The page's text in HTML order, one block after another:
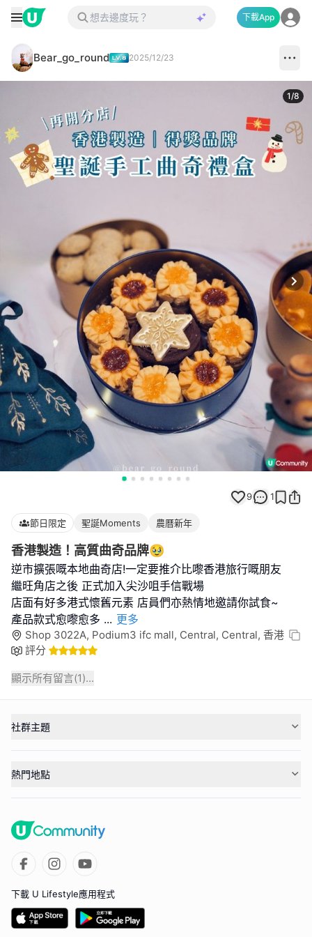
下載App
Bear_go_round 2025/12/23
1/8
9 1
節日限定 聖誕Moments 農曆新年
香港製造！高質曲奇品牌🥹
逆市擴張嘅本地曲奇店!一定要推介比嚟香港旅行嘅朋友
繼旺角店之後 正式加入尖沙咀手信戰場
店面有好多港式懷舊元素 店員們亦熱情地邀請你試食~
產品款式愈嚟愈多 ... 更多
Shop 3022A, Podium3 ifc mall, Central, Central, 香港
評分
顯示所有留言(1)...
社群主題
熱門地點
下載 U Lifestyle應用程式